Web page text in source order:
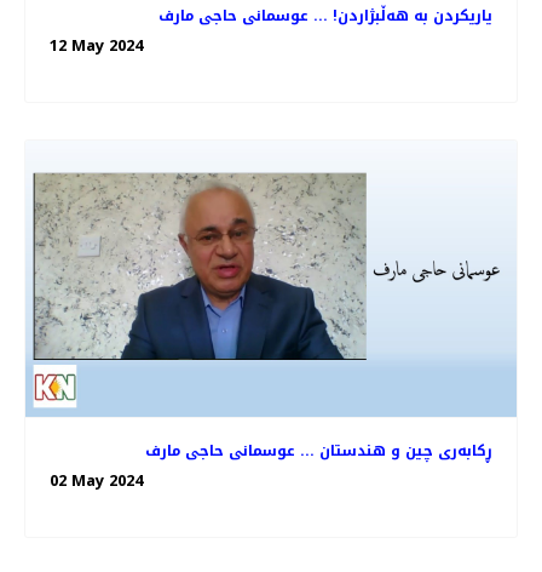
یاریکردن بە هەڵبژاردن! ... عوسمانی حاجی مارف
12 May 2024
ڕکابەری چین و هندستان ... عوسمانی حاجی مارف
02 May 2024